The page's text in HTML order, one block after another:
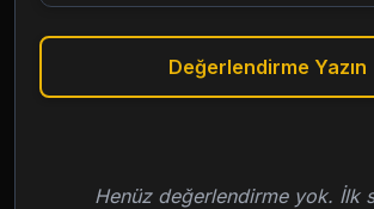
Değerlendirme Yazın
Henüz değerlendirme yok. İlk